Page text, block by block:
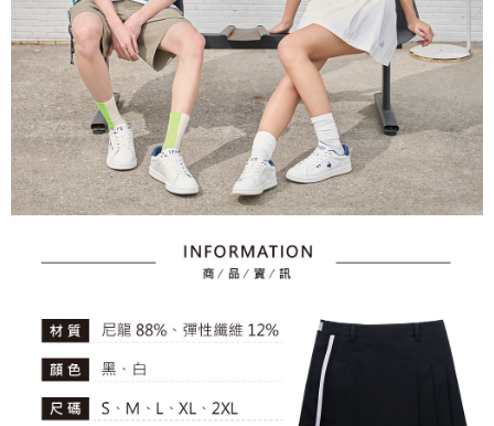
【注意事項】
１．透過由恩沛科技股份有限公司提供之「AFTEE先享後付」服務完成之交
易，需依本服務之必要範圍內提供個人資料，並將交易相關給付款項請求債
權轉讓予恩沛科技股份有限公司。
２．關於個人資料處理事宜，請瀏覽以下網址：
https://aftee.tw/terms/#terms3
３．未成年的使用者請事先徵得法定代理人或監護人之同意方可使用
「AFTEE先享後付」，若未經同意申辦者引起之損失，本公司不負相關責
任。
４．使用「AFTEE先享後付」時，將依據個別帳號之用戶狀況，依本公司即
時審查核予不同之上限額度；若仍有額度不足之情形，本公司將視審查結果
５．嚴禁一人註冊多個帳號或使用他人資訊註冊。若發現惡意使用之情形，
恩沛科技股份有限公司將有權停止該用戶之使用額度並採取法律行動。
免運費
付款後7-11取貨
免運費
宅配
免運費
離島宅配